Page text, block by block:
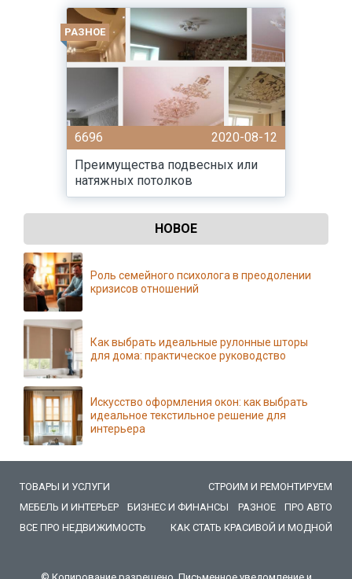
РАЗНОЕ
6696
2020-08-12
Преимущества подвесных или
натяжных потолков
НОВОЕ
Роль семейного психолога в преодолении
кризисов отношений
Как выбрать идеальные рулонные шторы
для дома: практическое руководство
Искусство оформления окон: как выбрать
идеальное текстильное решение для
интерьера
ТОВАРЫ И УСЛУГИ
СТРОИМ И РЕМОНТИРУЕМ
МЕБЕЛЬ И ИНТЕРЬЕР
БИЗНЕС И ФИНАНСЫ РАЗНОЕ
ПРО АВТО
ВСЕ ПРО НЕДВИЖИМОСТЬ
КАК СТАТЬ КРАСИВОЙ И МОДНОЙ